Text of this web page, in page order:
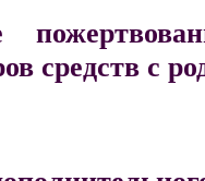
средств с